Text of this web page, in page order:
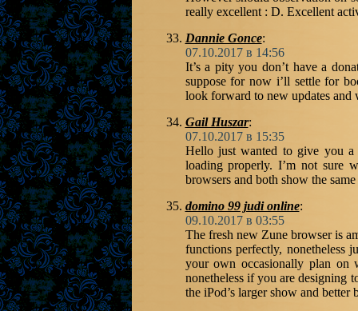
really excellent : D. Excellent
Dannie Gonce:
07.10.2017 в 14:56
It’s a pity you don’t have a
suppose for now i’ll settle for
look forward to new updates
Gail Huszar:
07.10.2017 в 15:35
Hello just wanted to give you
loading properly. I’m not sure
browsers and both show the
domino 99 judi online:
09.10.2017 в 03:55
The fresh new Zune browser is
functions perfectly, nonetheless
your own occasionally plan on
nonetheless if you are designing
the iPod’s larger show and